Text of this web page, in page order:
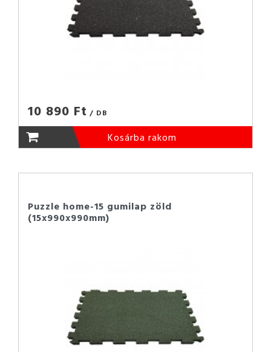
10 890 Ft / DB
Kosárba rakom
Puzzle home-15 gumilap zöld
(15x990x990mm)